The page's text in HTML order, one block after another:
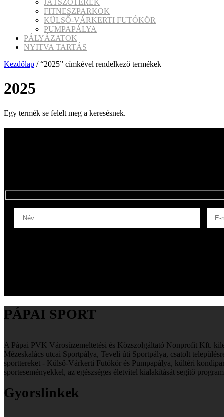
JÁTSZÓTEREK
FITNESZPARKOK
KÜLSŐ-VÁRKERTI FUTÓKÖR
PUMPAPÁLYA
PÁLYÁZATOK
NYITVA TARTÁS
Kezdőlap / “2025” címkével rendelkező termékek
2025
Egy termék se felelt meg a keresésnek.
PÁPAI SPORT
A Pápai PVK Városüzemeltetési és Közszolgáltató Nonprofit Kft.
Mézeskalács utcai Sportpálya, Teveli úti Sportpálya, csatolt
sporttereket - Külső-Várkerti Futókör és Pumpapálya, kültéri
sporteseményekkel, az egészséges életvitel kialakítását segítő
Gyorslinkek